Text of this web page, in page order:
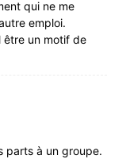
qui ne me
emploi.
être un motif de
parts à un groupe.